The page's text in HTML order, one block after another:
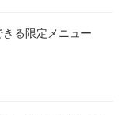
る限定メニュー